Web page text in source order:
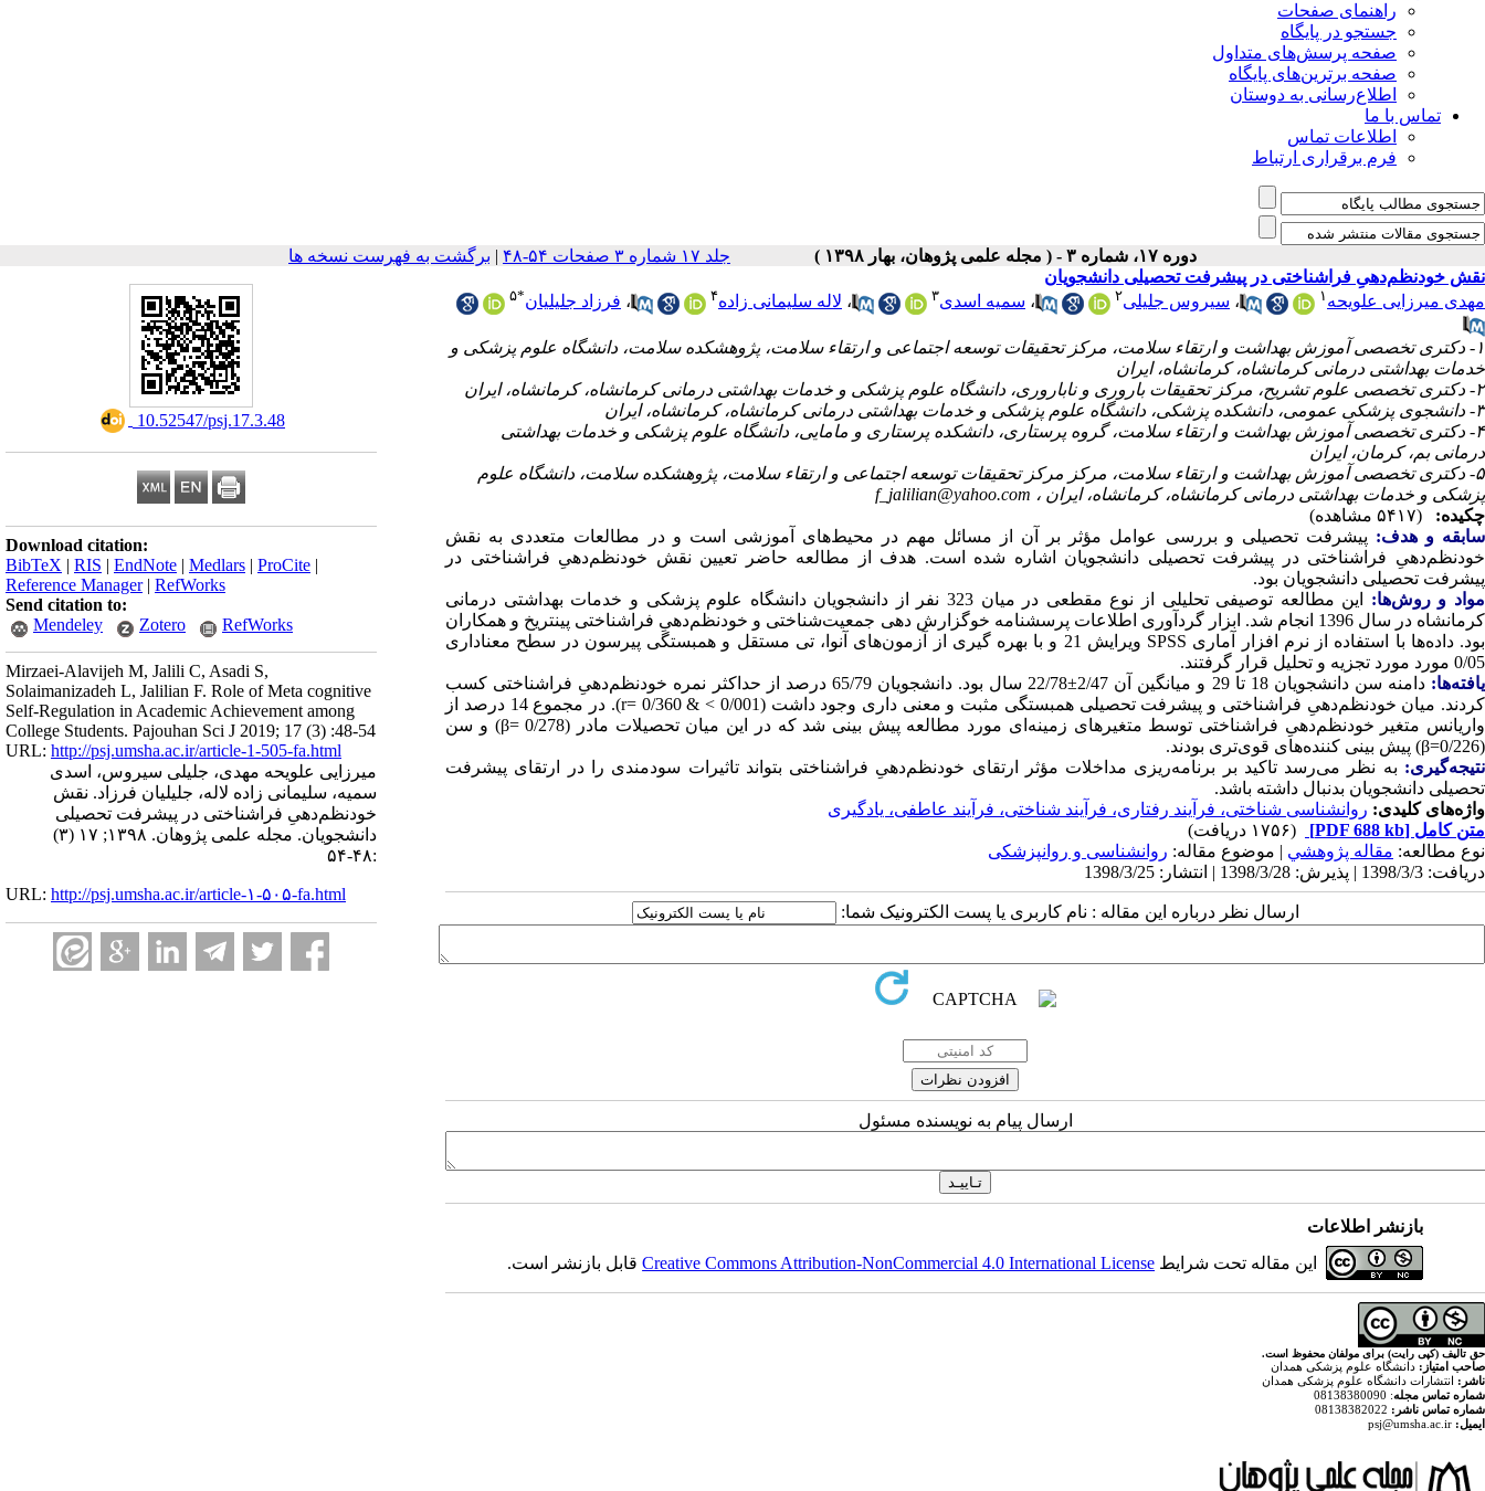
راهنمای صفحات
جستجو در پایگاه
صفحه پرسش‌های متداول
صفحه برترین‌های پایگاه
اطلاع‌رسانی به دوستان
تماس با ما
اطلاعات تماس
فرم برقراری ارتباط
دوره ۱۷، شماره ۳ - ( مجله علمی پژوهان، بهار ۱۳۹۸ ) جلد ۱۷ شماره ۳ صفحات ۵۴-۴۸ | برگشت به فهرست نسخه ها
‎ 10.52547/psj.17.3.48
Download citation:
BibTeX | RIS | EndNote | Medlars | ProCite |
Reference Manager| RefWorks
Send citation to:
Mendeley
Zotero RefWorks
Mirzaei-Alavijeh M, Jalili C, Asadi S,
Solaimanizadeh L, Jalilian F. Role of Meta cognitive
Self-Regulation in Academic Achievement among
College Students. Pajouhan Sci J 2019; 17 (3) :48-54
URL: http://psj.umsha.ac.ir/article-1-505-fa.html
میرزایی علویحه مهدی، جلیلی سیروس، اسدی
سمیه، سلیمانی زاده لاله، جلیلیان فرزاد. نقش
خودنظم‌دهیِ فراشناختی در پیشرفت تحصیلی
دانشجویان. مجله علمی پژوهان. ۱۳۹۸; ۱۷ (۳)
:۴۸-۵۴
URL: http://psj.umsha.ac.ir/article-۱-۵۰۵-fa.html
نقش خودنظم‌دهیِ فراشناختی در پیشرفت تحصیلی دانشجویان
مهدی میرزایی علویحه ۱ ، سیروس جلیلی۲ ، سمیه اسدی۳ ، لاله سلیمانی زاده۴ ، فرزاد جلیلیان*۵
۱- دکتری تخصصی آموزش بهداشت و ارتقاء سلامت، مرکز تحقیقات توسعه اجتماعی و ارتقاء سلامت، پژوهشکده سلامت، دانشگاه علوم پزشکی و
خدمات بهداشتی درمانی کرمانشاه، کرمانشاه، ایران
۲- دکتری تخصصی علوم تشریح، مرکز تحقیقات باروری و ناباروری، دانشگاه علوم پزشکی و خدمات بهداشتی درمانی کرمانشاه، کرمانشاه، ایران
۳- دانشجوی پزشکی عمومی، دانشکده پزشکی، دانشگاه علوم پزشکی و خدمات بهداشتی درمانی کرمانشاه، کرمانشاه، ایران
۴- دکتری تخصصی آموزش بهداشت و ارتقاء سلامت، گروه پرستاری، دانشکده پرستاری و مامایی، دانشگاه علوم پزشکی و خدمات بهداشتی
درمانی بم، کرمان، ایران
۵- دکتری تخصصی آموزش بهداشت و ارتقاء سلامت، مرکز مرکز تحقیقات توسعه اجتماعی و ارتقاء سلامت، پژوهشکده سلامت، دانشگاه علوم
پزشکی و خدمات بهداشتی درمانی کرمانشاه، کرمانشاه، ایران ، f_jalilian@yahoo.com
چکیده:
(۵۴۱۷ مشاهده)
سابقه و هدف: پیشرفت تحصیلی و بررسی عوامل مؤثر بر آن از مسائل مهم در محیط‌های آموزشی است و در مطالعات متعددی به نقش
خودنظم‌دهیِ فراشناختی در پیشرفت تحصیلی دانشجویان اشاره شده است. هدف از مطالعه حاضر تعیین نقش خودنظم‌دهیِ فراشناختی در
پیشرفت تحصیلی دانشجویان بود.
مواد و روش‌‌ها:
این مطالعه توصیفی تحلیلی از نوع مقطعی در میان 323 نفر از دانشجویان دانشگاه علوم پزشکی و خدمات بهداشتی درمانی
کرمانشاه در سال 1396 انجام شد. ابزار گردآوری اطلاعات پرسشنامه خوگزارش دهی جمعیت‌شناختی و خودنظم‌دهیِ فراشناختی پینتریخ و همکاران
بود. داده‌ها با استفاده از نرم افزار آماری SPSS ویرایش 21 و با بهره گیری از آزمون‌های آنوا، تی مستقل و همبستگی پیرسون در سطح معناداری
0/05 مورد مورد تجزیه و تحلیل قرار گرفتند.
یافته‌ها:
دامنه سن دانشجویان 18 تا 29 و میانگین آن 2/47±22/78 سال بود. دانشجویان 65/79 درصد از حداکثر نمره خودنظم‌دهیِ فراشناختی کسب
کردند. میان خودنظم‌دهیِ فراشناختی و پیشرفت تحصیلی همبستگی مثبت و معنی داری وجود داشت (0/001 > & 0/360 =r). در مجموع 14 درصد از
واریانس متغیر خودنظم‌دهیِ فراشناختی توسط متغیرهای زمینه‌ای مورد مطالعه پیش بینی شد که در این میان تحصیلات مادر (0/278 =β) و سن
(0/226=β) پیش بینی کننده‌های قوی‌تری بودند.
نتیجه‌گیری: به نظر می‌رسد تاکید بر برنامه‌ریزی مداخلات مؤثر ارتقای خودنظم‌دهیِ فراشناختی بتواند تاثیرات سودمندی را در ارتقای پیشرفت
تحصیلی دانشجویان بدنبال داشته باشد.
واژه‌های کلیدی: روانشناسی شناختی، فرآیند رفتاری، فرآیند شناختی، فرآیند عاطفی، یادگیری
متن کامل [PDF 688 kb]
(۱۷۵۶ دریافت)
نوع مطالعه: مقاله پژوهشي | موضوع مقاله: روانشناسی و روانپزشکی
دریافت: 1398/3/3 | پذیرش: 1398/3/28 | انتشار: 1398/3/25
ارسال نظر درباره این مقاله : نام کاربری یا پست الکترونیک شما:
ارسال پیام به نویسنده مسئول
بازنشر اطلاعات
این مقاله تحت شرایط Creative Commons Attribution-NonCommercial 4.0 International Licenseقابل بازنشر است.
حق تالیف (کپی رایت) برای مولفان محفوظ است.
صاحب امتیاز: دانشگاه علوم پزشکی همدان
ناشر: انتشارات دانشگاه علوم پزشکی همدان
شماره تماس مجله: 08138380090
شماره تماس ناشر:
ایمیل: